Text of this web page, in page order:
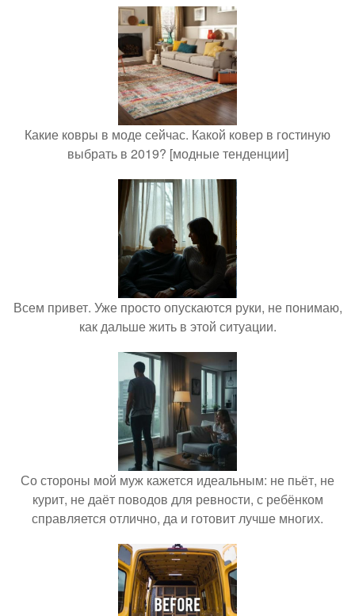
Какие ковры в моде сейчас. Какой ковер в гостиную
выбрать в 2019? [модные тенденции]
Всем привет. Уже просто опускаются руки, не понимаю,
как дальше жить в этой ситуации.
Со стороны мой муж кажется идеальным: не пьёт, не
курит, не даёт поводов для ревности, с ребёнком
справляется отлично, да и готовит лучше многих.